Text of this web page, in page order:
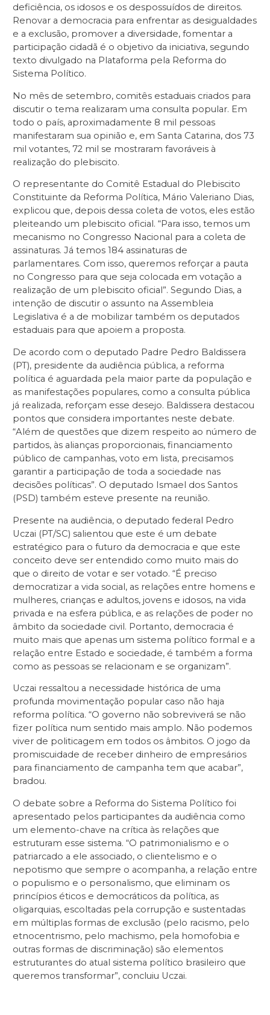
deficiência, os idosos e os despossuídos de direitos.
Renovar a democracia para enfrentar as desigualdades
e a exclusão, promover a diversidade, fomentar a
participação cidadã é o objetivo da iniciativa, segundo
texto divulgado na Plataforma pela Reforma do
Sistema Político.
No mês de setembro, comitês estaduais criados para
discutir o tema realizaram uma consulta popular. Em
todo o país, aproximadamente 8 mil pessoas
manifestaram sua opinião e, em Santa Catarina, dos 73
mil votantes, 72 mil se mostraram favoráveis à
realização do plebiscito.
O representante do Comitê Estadual do Plebiscito
Constituinte da Reforma Política, Mário Valeriano Dias,
explicou que, depois dessa coleta de votos, eles estão
pleiteando um plebiscito oficial. “Para isso, temos um
mecanismo no Congresso Nacional para a coleta de
assinaturas. Já temos 184 assinaturas de
parlamentares. Com isso, queremos reforçar a pauta
no Congresso para que seja colocada em votação a
realização de um plebiscito oficial”. Segundo Dias, a
intenção de discutir o assunto na Assembleia
Legislativa é a de mobilizar também os deputados
estaduais para que apoiem a proposta.
De acordo com o deputado Padre Pedro Baldissera
(PT), presidente da audiência pública, a reforma
política é aguardada pela maior parte da população e
as manifestações populares, como a consulta pública
já realizada, reforçam esse desejo. Baldissera destacou
pontos que considera importantes neste debate.
“Além de questões que dizem respeito ao número de
partidos, às alianças proporcionais, financiamento
público de campanhas, voto em lista, precisamos
garantir a participação de toda a sociedade nas
decisões políticas”. O deputado Ismael dos Santos
(PSD) também esteve presente na reunião.
Presente na audiência, o deputado federal Pedro
Uczai (PT/SC) salientou que este é um debate
estratégico para o futuro da democracia e que este
conceito deve ser entendido como muito mais do
que o direito de votar e ser votado. “É preciso
democratizar a vida social, as relações entre homens e
mulheres, crianças e adultos, jovens e idosos, na vida
privada e na esfera pública, e as relações de poder no
âmbito da sociedade civil. Portanto, democracia é
muito mais que apenas um sistema político formal e a
relação entre Estado e sociedade, é também a forma
como as pessoas se relacionam e se organizam”.
Uczai ressaltou a necessidade histórica de uma
profunda movimentação popular caso não haja
reforma política. “O governo não sobreviverá se não
fizer política num sentido mais amplo. Não podemos
viver de politicagem em todos os âmbitos. O jogo da
promiscuidade de receber dinheiro de empresários
para financiamento de campanha tem que acabar”,
bradou.
O debate sobre a Reforma do Sistema Político foi
apresentado pelos participantes da audiência como
um elemento-chave na crítica às relações que
estruturam esse sistema. “O patrimonialismo e o
patriarcado a ele associado, o clientelismo e o
nepotismo que sempre o acompanha, a relação entre
o populismo e o personalismo, que eliminam os
princípios éticos e democráticos da política, as
oligarquias, escoltadas pela corrupção e sustentadas
em múltiplas formas de exclusão (pelo racismo, pelo
etnocentrismo, pelo machismo, pela homofobia e
outras formas de discriminação) são elementos
estruturantes do atual sistema político brasileiro que
queremos transformar”, concluiu Uczai.